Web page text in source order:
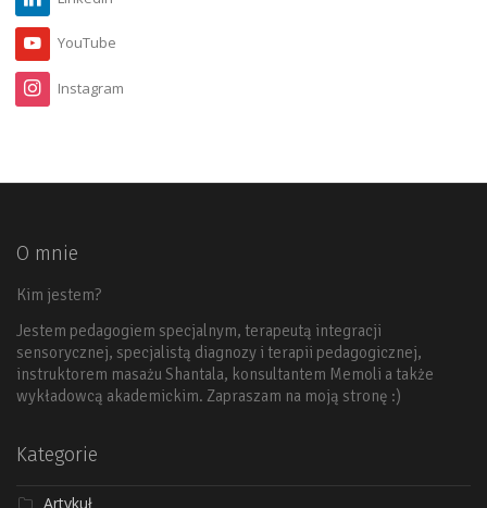
YouTube
Instagram
O mnie
Kim jestem?
Jestem pedagogiem specjalnym, terapeutą integracji
sensorycznej, specjalistą diagnozy i terapii pedagogicznej,
instruktorem masażu Shantala, konsultantem Memoli a także
wykładowcą akademickim. Zapraszam na moją stronę :)
Kategorie
Artykuł